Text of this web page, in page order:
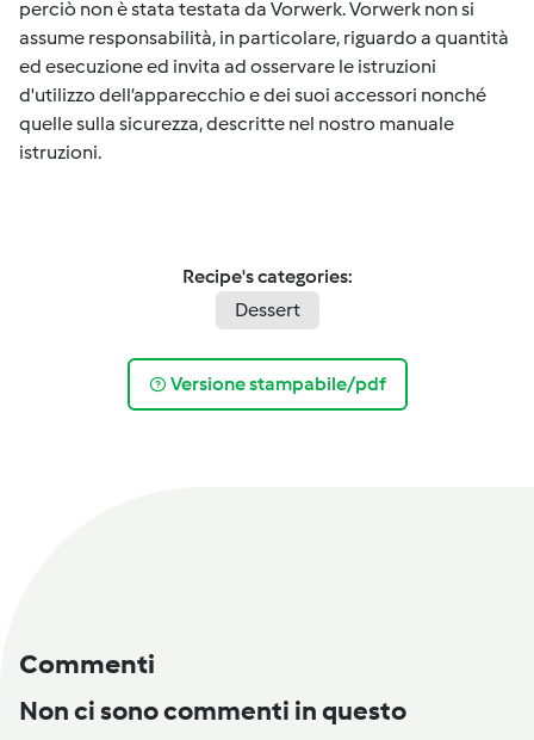
perciò non è stata testata da Vorwerk. Vorwerk non si
assume responsabilità, in particolare, riguardo a quantità
ed esecuzione ed invita ad osservare le istruzioni
d'utilizzo dell’apparecchio e dei suoi accessori nonché
quelle sulla sicurezza, descritte nel nostro manuale
istruzioni.
Recipe's categories:
Dessert
Versione stampabile/pdf
Commenti
Non ci sono commenti in questo